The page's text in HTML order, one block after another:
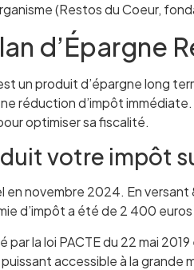
(Restos du Coeur,
un produit d’épargne long
réduction d’impôt
optimiser sa fiscalité.
votre impôt
en novembre 2024. En
d’impôt a été de 2 400
par la loi PACTE du 22 mai
accessible à la grande